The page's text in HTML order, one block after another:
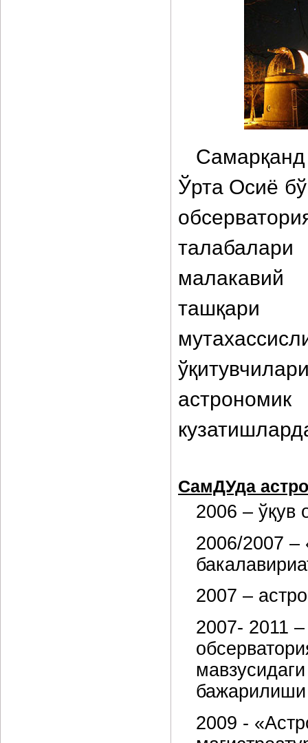
Самарқанд
Ўрта Осиё
ташқари
СамДУда
2006 – ўқув
2006/2007 –
2007 –
2007- 2011
бажарилиши
2009 -